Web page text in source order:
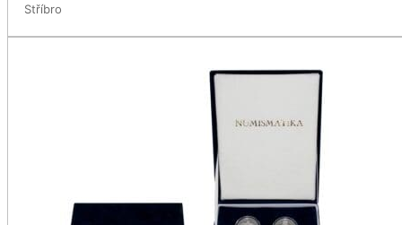
Stříbro